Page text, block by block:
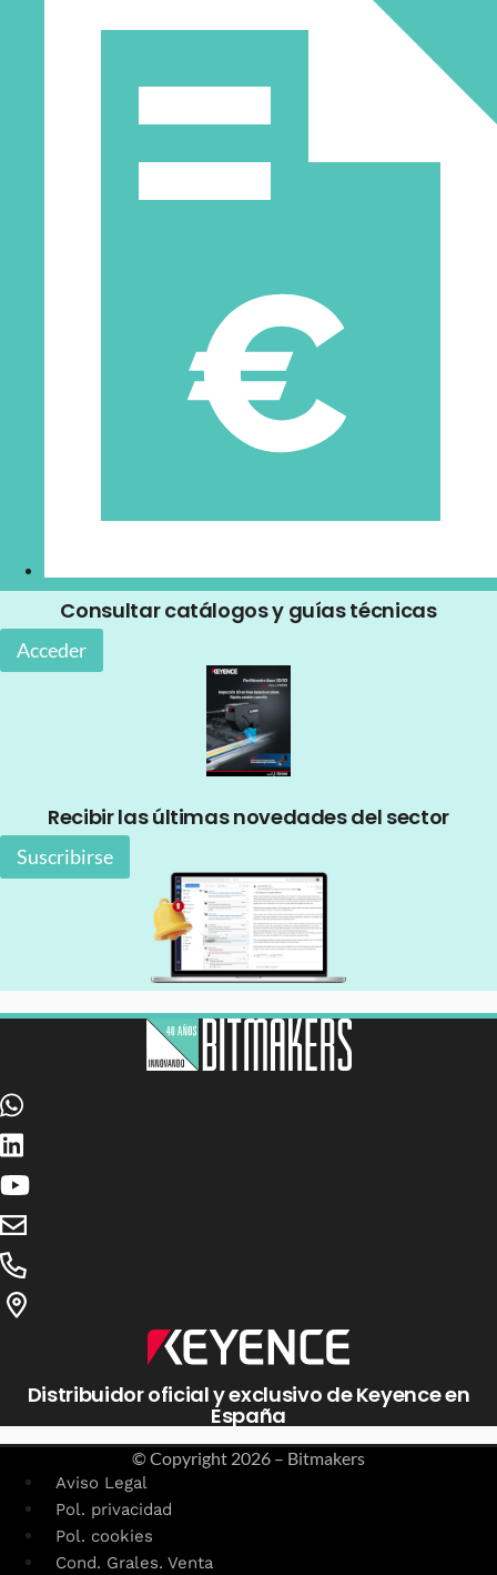
Consultar catálogos y guías técnicas
Acceder
Recibir las últimas novedades del sector
Suscribirse
Distribuidor oficial y exclusivo de Keyence en
España
© Copyright 2026 – Bitmakers
Aviso Legal
Pol. privacidad
Pol. cookies
Cond. Grales. Venta